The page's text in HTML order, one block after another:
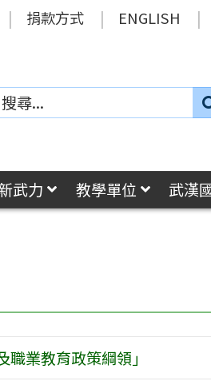
捐款方式 ENGLISH
武力 教學單位 武漢
業教育政策綱領」